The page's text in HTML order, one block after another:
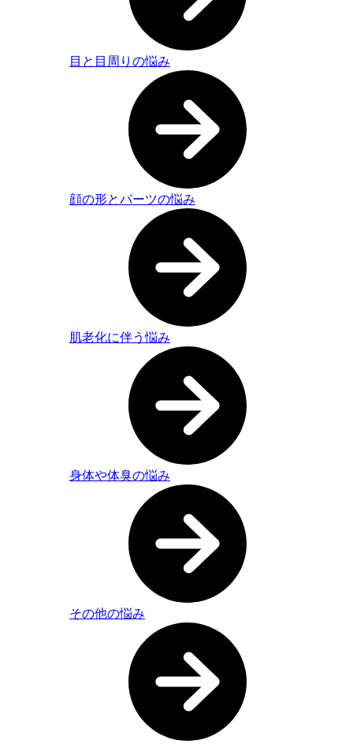
目と目周りの悩み
顔の形とパーツの悩み
肌老化に伴う悩み
身体や体臭の悩み
その他の悩み